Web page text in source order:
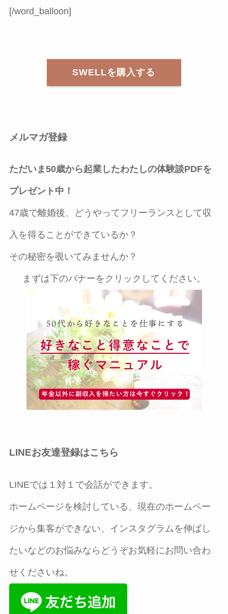
[/word_balloon]
SWELLを購入する
メルマガ登録
ただいま50歳から起業したわたしの体験談PDFを
プレゼント中！
47歳で離婚後、どうやってフリーランスとして収
入を得ることができているか？
その秘密を覗いてみませんか？
まずは下のバナーをクリックしてください。
LINEお友達登録はこちら
LINEでは１対１で会話ができます。
ホームページを検討している、現在のホームペー
ジから集客ができない、インスタグラムを伸ばし
たいなどのお悩みならどうぞお気軽にお問い合わ
せくださいね。